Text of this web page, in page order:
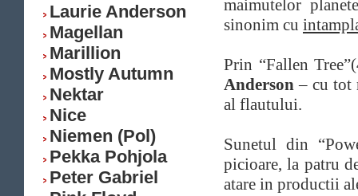
Laurie Anderson
Magellan
Marillion
Mostly Autumn
Nektar
Nice
Niemen (Pol)
Pekka Pohjola
Peter Gabriel
maimutelor
sinonim cu
Prin “Fallen
Anderson – cu tot
al flautului.
Sunetul din
picioare, la patru
atare in productii